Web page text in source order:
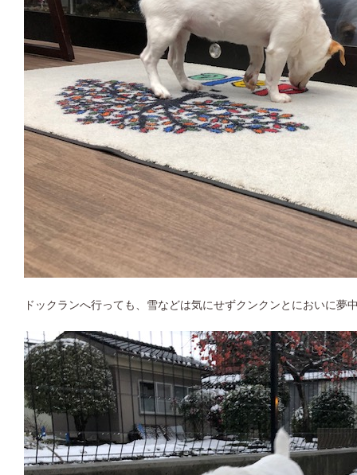
ドックランへ行っても、雪などは気にせずクンクンとにおいに夢